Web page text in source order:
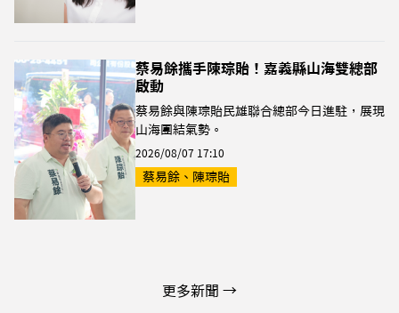
蔡易餘攜手陳琮貽！嘉義縣山海雙總部
啟動
蔡易餘與陳琮貽民雄聯合總部今日進駐，展現
山海團結氣勢。
2026/08/07 17:10
蔡易餘、陳琮貽
更多新聞 →